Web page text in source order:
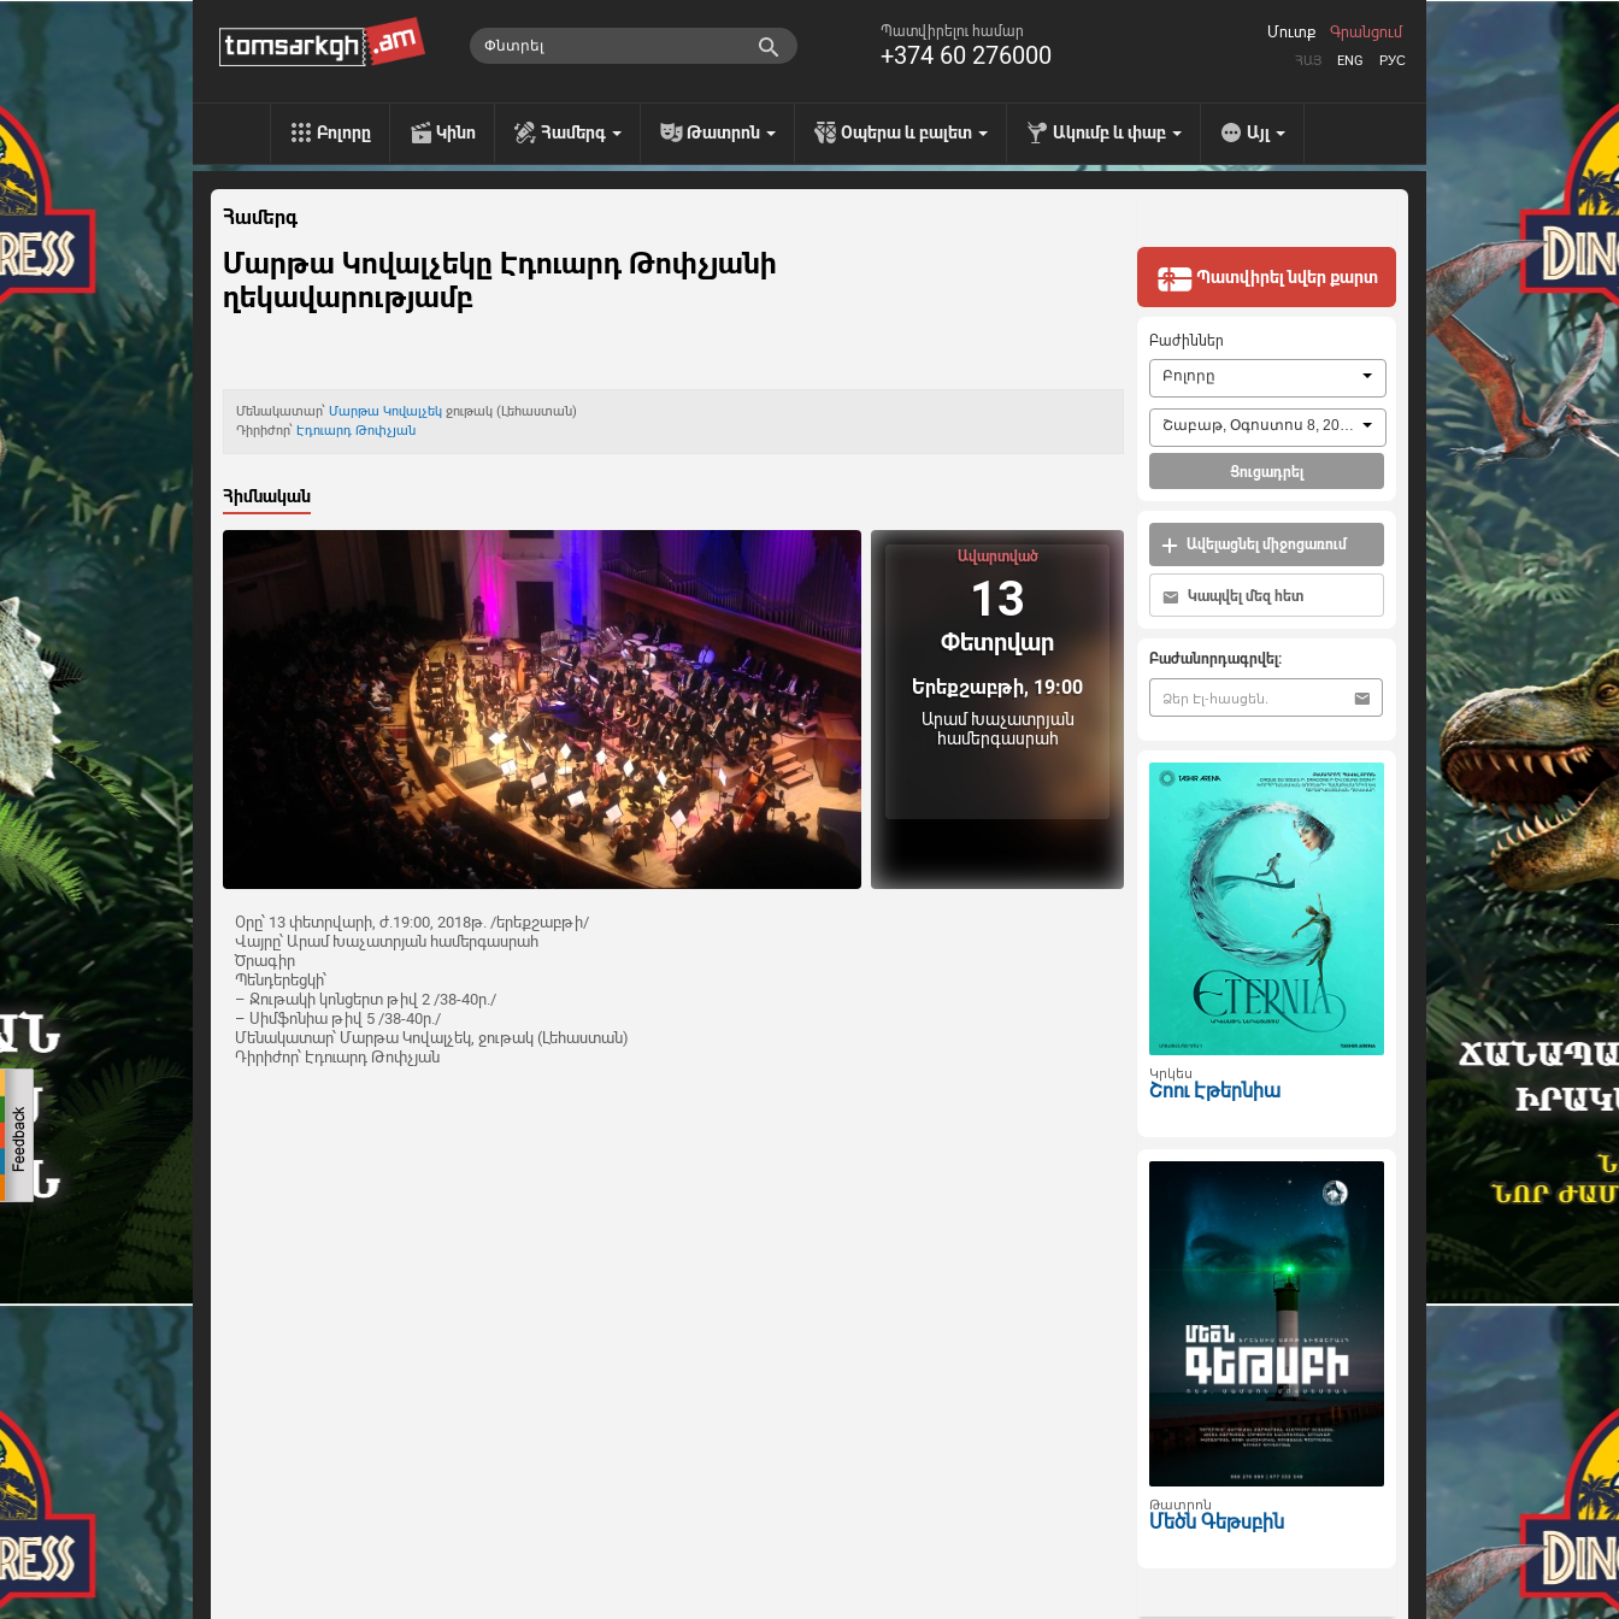
Պատվիրելու համար
+374 60 276000 ՀԱՅ ENG РУС
Մուտք Գրանցում
Բոլորը Կինո Համերգ Թատրոն Օպերա և բալետ Ակումբ և փաբ Այլ
Համերգ
Մարթա Կովալչեկը Էդուարդ Թոփչյանի
ղեկավարությամբ
Մենակատար՝ Մարթա Կովալչեկ ջութակ (Լեհաստան)
Դիրիժոր՝ Էդուարդ Թոփչյան
Հիմնական
Ավարտված
13
Փետրվար
Երեքշաբթի, 19:00
Արամ Խաչատրյան
համերգասրահ
Օրը՝ 13 փետրվարի, ժ.19:00, 2018թ. /երեքշաբթի/
Վայրը՝ Արամ Խաչատրյան համերգասրահ
Ծրագիր
Պենդերեցկի՝
– Ջութակի կոնցերտ թիվ 2 /38-40ր./
– Սիմֆոնիա թիվ 5 /38-40ր./
Մենակատար՝ Մարթա Կովալչեկ, ջութակ (Լեհաստան)
Դիրիժոր՝ Էդուարդ Թոփչյան
Պատվիրել նվեր քարտ
Բաժիններ
Բոլորը
Շաբաթ, Օգոստոս 8, 2026
Ցուցադրել
Ավելացնել միջոցառում
Կապվել մեզ հետ
Բաժանորդագրվել:
Կրկես
Շոու Էթերնիա
Թատրոն
Մեծն Գեթսբին